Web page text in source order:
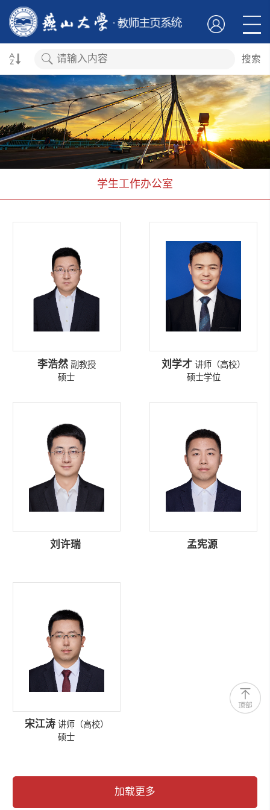
搜索
学生工作办公室
李浩然 副教授
硕士
刘学才 讲师（高校）
硕士学位
刘许瑞 孟宪源
宋江涛 讲师（高校）
硕士
加载更多